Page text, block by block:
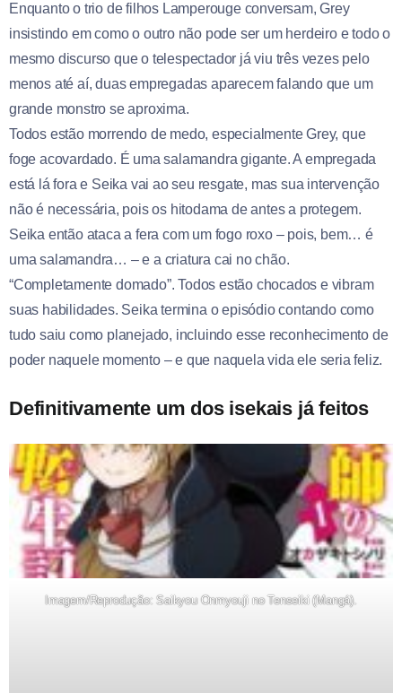
Enquanto o trio de filhos Lamperouge conversam, Grey
insistindo em como o outro não pode ser um herdeiro e todo o
mesmo discurso que o telespectador já viu três vezes pelo
menos até aí, duas empregadas aparecem falando que um
grande monstro se aproxima.
Todos estão morrendo de medo, especialmente Grey, que
foge acovardado. É uma salamandra gigante. A empregada
está lá fora e Seika vai ao seu resgate, mas sua intervenção
não é necessária, pois os hitodama de antes a protegem.
Seika então ataca a fera com um fogo roxo – pois, bem… é
uma salamandra… – e a criatura cai no chão.
“Completamente domado”. Todos estão chocados e vibram
suas habilidades. Seika termina o episódio contando como
tudo saiu como planejado, incluindo esse reconhecimento de
poder naquele momento – e que naquela vida ele seria feliz.
Definitivamente um dos isekais já feitos
Imagem/Reprodução: Saikyou Onmyouji no Tenseiki (Mangá).